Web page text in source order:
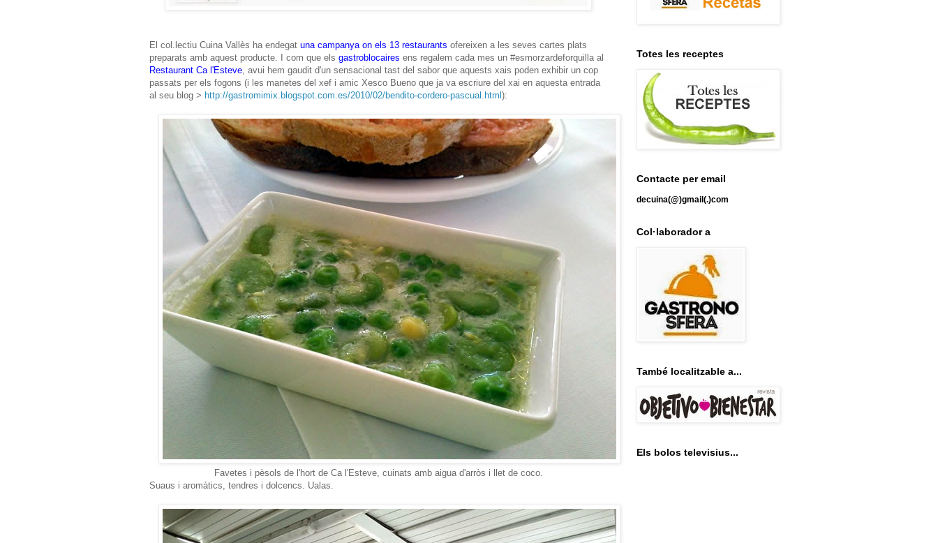
El col.lectiu Cuina Vallès ha endegat una campanya on els 13 restaurants ofereixen a les seves cartes plats
preparats amb aquest producte. I com que els gastroblocaires ens regalem cada mes un #esmorzardeforquilla al
Restaurant Ca l'Esteve , avui hem gaudit d'un sensacional tast del sabor que aquests xais poden exhibir un cop
passats per els fogons (i les manetes del xef i amic Xesco Bueno que ja va escriure del xai en aquesta entrada
al seu blog > http://gastromimix.blogspot.com.es/2010/02/bendito-cordero-pascual.html):
Favetes i pèsols de l'hort de Ca l'Esteve, cuinats amb aigua d'arròs i llet de coco.
Suaus i aromàtics, tendres i dolcencs. Ualas.
Totes les receptes
Contacte per email
decuina(@)gmail(.)com
Col·laborador a
També localitzable a...
Els bolos televisius...